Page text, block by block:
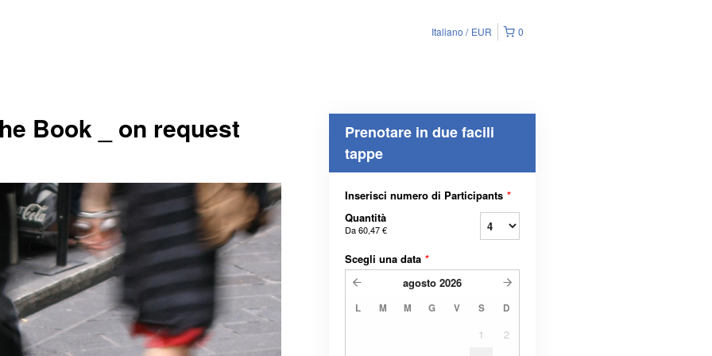
0
Italiano EUR
Book _ on request
Prenotare in due facili
tappe
Inserisci numero di Participants *
Quantità
Da60,47 €
Scegli una data *
agosto 2026
L M M G V S D
1
2